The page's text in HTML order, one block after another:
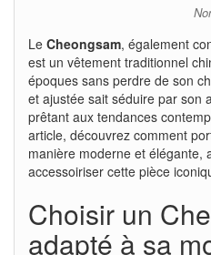
Le Cheongsam, également
est un vêtement traditionnel
époques sans perdre de son
et ajustée sait séduire par son
prêtant aux tendances
article, découvrez comment
manière moderne et élégante,
accessoiriser cette pièce
Choisir un
adapté à sa